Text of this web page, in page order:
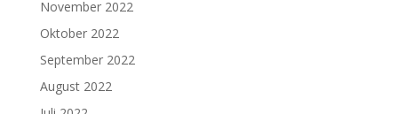
November 2022
Oktober 2022
September 2022
August 2022